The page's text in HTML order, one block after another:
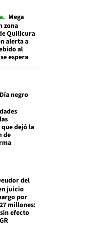
Mega
zona
Quilicura
alerta a
al
espera
negro
dejó la
de
del
juicio
por
millones:
efecto